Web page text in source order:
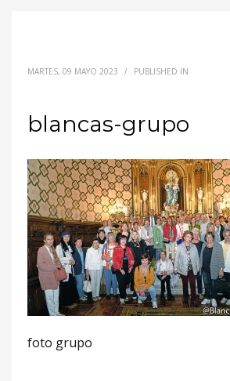
MARTES, 09 MAYO 2023 / PUBLISHED IN
blancas-grupo
foto grupo